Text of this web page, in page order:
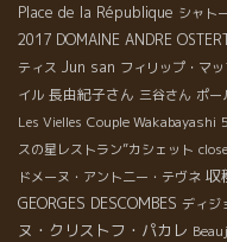
Place de la République シャト
2017 DOMAINE ANDRE
ティス Jun san フィリップ・マ
イル 長由紀子さん 三谷さん ポー
Les Vielles Couple Wakabayashi
スの星レストラン”カシェット
ドメーヌ・アント二ー・テヴネ 収
GEORGES DESCOMBES ディジ
ヌ・クリストフ・パカレ